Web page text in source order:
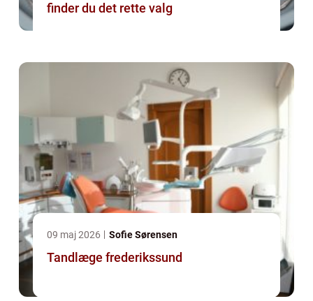
finder du det rette valg
09 maj 2026 Sofie Sørensen
Tandlæge frederikssund